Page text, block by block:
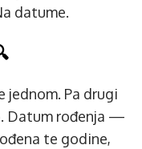
datume.
jednom. Pa drugi
Datum rođenja —
te godine,